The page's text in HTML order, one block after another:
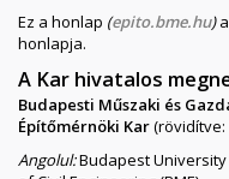
Ez a honlap (epito.bme.hu)a
honlapja.
A Kar hivatalos
Budapesti Műszaki és
Építőmérnöki Kar(rövidítve:
Angolul:Budapest University